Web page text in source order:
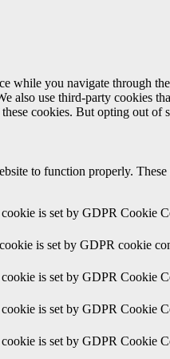
while you navigate through
also use third-party cookies
cookies. But opting out
to function properly.
is set by GDPR Cookie
is set by GDPR cookie
is set by GDPR Cookie
is set by GDPR Cookie
is set by GDPR Cookie